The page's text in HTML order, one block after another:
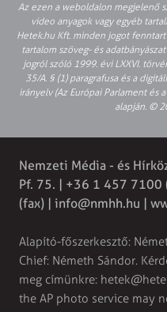
Az ezen a weboldalon megjelenő
video anyagok vagy egyéb
Hetek.hu Kft. minden jogot
tartalom szöveg- és
jogról szóló 1999. évi LXXVI.
35/A. § (1) paragrafusa és a
irányelv (Az Európai Parlament és
alapján. ©
Nemzeti Média - és
Pf. 75. | +36 1 457
(fax) | info@nmhh.hu |
Alapító-főszerkesztő:
Chief: Németh Sándor.
meg címünkre:
the AP photo service may